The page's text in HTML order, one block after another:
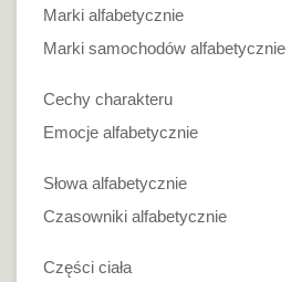
Marki alfabetycznie
Marki samochodów alfabetycznie
Cechy charakteru
Emocje alfabetycznie
Słowa alfabetycznie
Czasowniki alfabetycznie
Części ciała